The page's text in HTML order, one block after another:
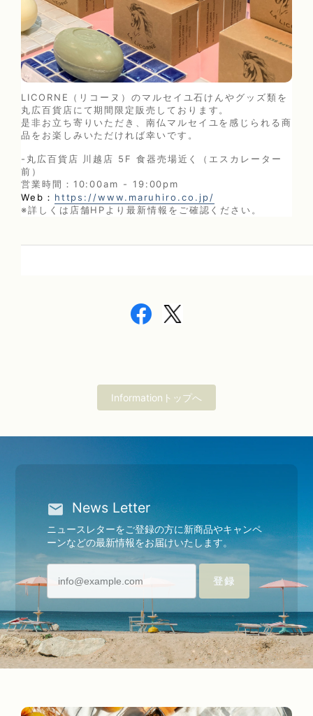
LICORNE（リコーヌ）のマルセイユ石けんやグッズ類を
丸広百貨店にて期間限定販売しております。
是非お立ち寄りいただき、南仏マルセイユを感じられる商
品をお楽しみいただければ幸いです。
-丸広百貨店 川越店 5F 食器売場近く（ エスカレーター
前）
営業時間：10:00am - 19:00pm
Web ： https://www.maruhiro.co.jp/
※詳しくは店舗HPより最新情報をご確認ください。
Informationトップへ
News Letter
ニュースレターをご登録の方に新商品やキャンペ
ーンなどの最新情報をお届けいたします。
登録